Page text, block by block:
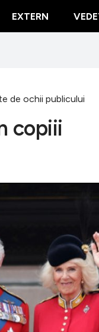
EXTERN
de ochii publicului
copiii